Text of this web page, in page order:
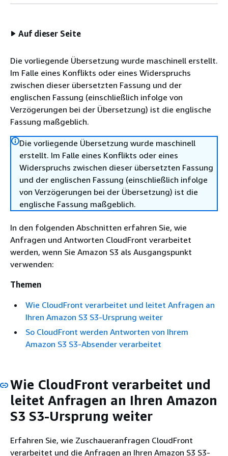
Auf dieser Seite
Die vorliegende Übersetzung wurde maschinell erstellt.
Im Falle eines Konflikts oder eines Widerspruchs
zwischen dieser übersetzten Fassung und der
englischen Fassung (einschließlich infolge von
Verzögerungen bei der Übersetzung) ist die englische
Fassung maßgeblich.
Die vorliegende Übersetzung wurde maschinell
erstellt. Im Falle eines Konflikts oder eines
Widerspruchs zwischen dieser übersetzten Fassung
und der englischen Fassung (einschließlich infolge
von Verzögerungen bei der Übersetzung) ist die
englische Fassung maßgeblich.
In den folgenden Abschnitten erfahren Sie, wie
Anfragen und Antworten CloudFront verarbeitet
werden, wenn Sie Amazon S3 als Ausgangspunkt
verwenden:
Themen
Wie CloudFront verarbeitet und leitet Anfragen an
Ihren Amazon S3 S3-Ursprung weiter
So CloudFront werden Antworten von Ihrem
Amazon S3 S3-Absender verarbeitet
Wie CloudFront verarbeitet und
leitet Anfragen an Ihren Amazon
S3 S3-Ursprung weiter
Erfahren Sie, wie Zuschaueranfragen CloudFront
verarbeitet und die Anfragen an Ihren Amazon S3 S3-